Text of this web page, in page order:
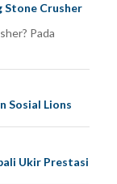
Stone Crusher
Pada
Sosial Lions
Ukir Prestasi